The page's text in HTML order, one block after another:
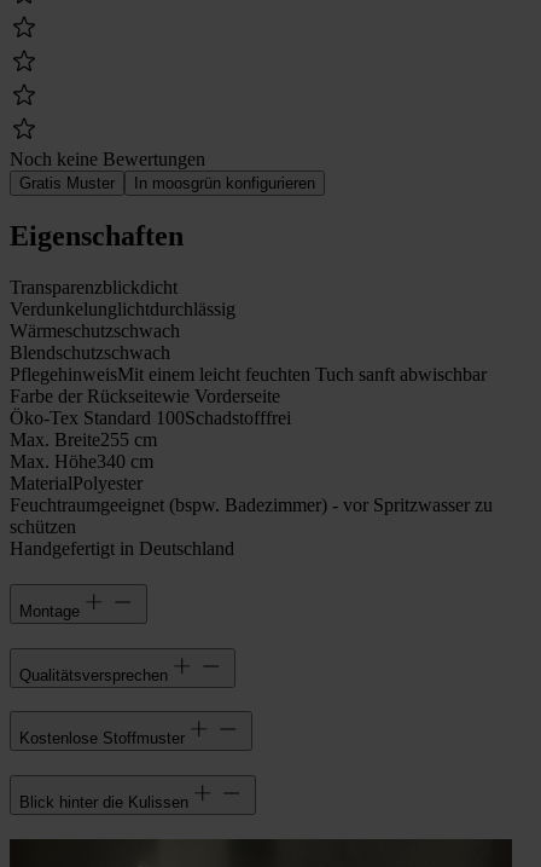
Noch keine Bewertungen
Gratis Muster In moosgrün konfigurieren
Eigenschaften
Transparenzblickdicht
Verdunkelunglichtdurchlässig
Wärmeschutzschwach
Blendschutzschwach
PflegehinweisMit einem leicht feuchten Tuch sanft abwischbar
Farbe der Rückseitewie Vorderseite
Öko-Tex Standard 100Schadstofffrei
Max. Breite255 cm
Max. Höhe340 cm
MaterialPolyester
Feuchtraumgeeignet (bspw. Badezimmer) - vor Spritzwasser zu
schützen
Handgefertigt in Deutschland
Montage
Qualitätsversprechen
Kostenlose Stoffmuster
Blick hinter die Kulissen